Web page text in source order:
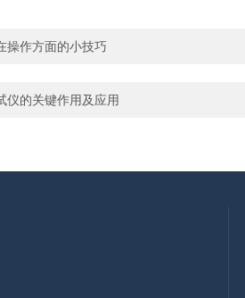
操作方面的小技巧
仪的关键作用及应用